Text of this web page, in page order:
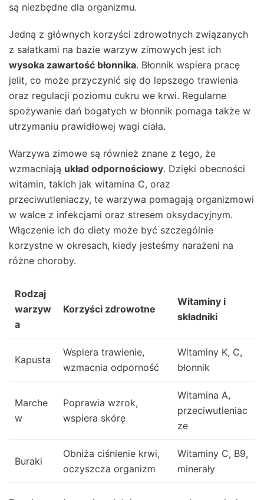
są niezbędne dla organizmu.
Jedną z głównych korzyści zdrowotnych związanych
z sałatkami na bazie warzyw zimowych jest ich
wysoka zawartość błonnika. Błonnik wspiera pracę
jelit, co może przyczynić się do lepszego trawienia
oraz regulacji poziomu cukru we krwi. Regularne
spożywanie dań bogatych w błonnik pomaga także w
utrzymaniu prawidłowej wagi ciała.
Warzywa zimowe są również znane z tego, że
wzmacniają układ odpornościowy. Dzięki obecności
witamin, takich jak witamina C, oraz
przeciwutleniaczy, te warzywa pomagają organizmowi
w walce z infekcjami oraz stresem oksydacyjnym.
Włączenie ich do diety może być szczególnie
korzystne w okresach, kiedy jesteśmy narażeni na
różne choroby.
Rodzaj
warzyw
a
Korzyści zdrowotne
Witaminy i
składniki
Kapusta
Wspiera trawienie,
wzmacnia odporność
Witaminy K, C,
błonnik
Marche
w
Poprawia wzrok,
wspiera skórę
Witamina A,
przeciwutleniac
ze
Buraki
Obniża ciśnienie krwi,
oczyszcza organizm
Witaminy C, B9,
minerały